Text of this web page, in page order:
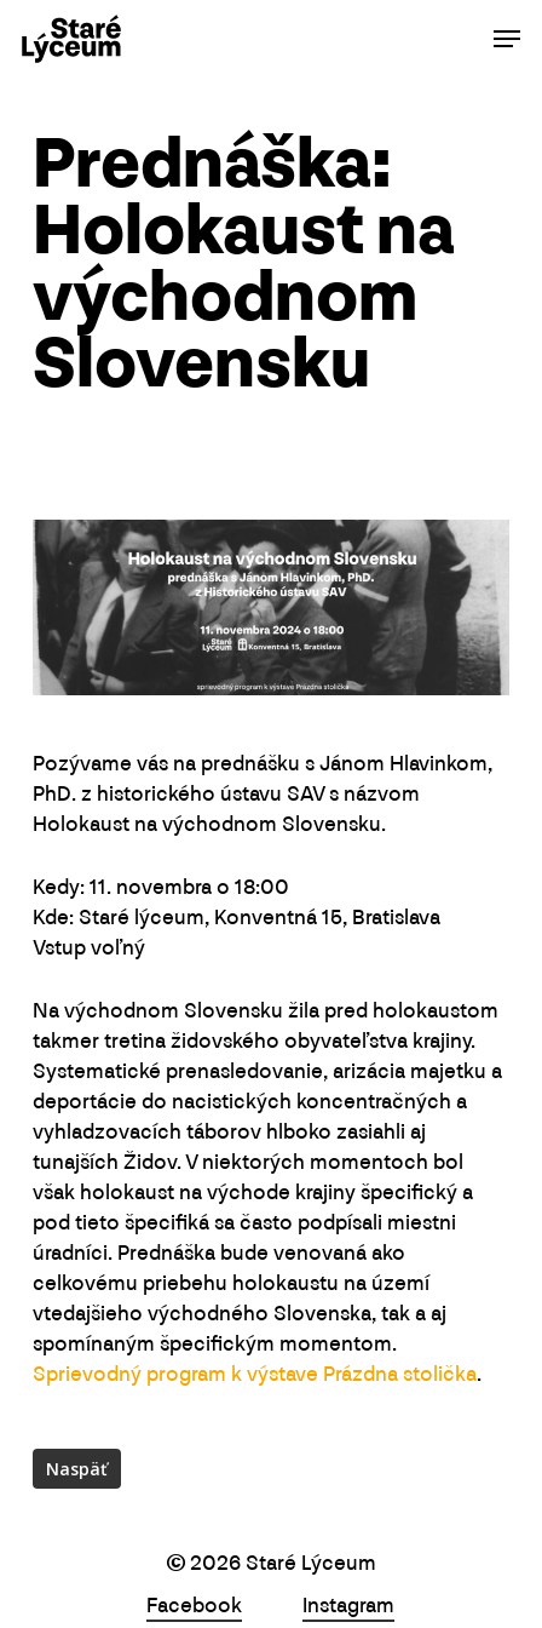
Prednáška:
Holokaust na
východnom
Slovensku
Pozývame vás na prednášku s Jánom Hlavinkom,
PhD. z historického ústavu SAV s názvom
Holokaust na východnom Slovensku.
Kedy: 11. novembra o 18:00
Kde: Staré lýceum, Konventná 15, Bratislava
Vstup voľný
Na východnom Slovensku žila pred holokaustom
takmer tretina židovského obyvateľstva krajiny.
Systematické prenasledovanie, arizácia majetku a
deportácie do nacistických koncentračných a
vyhladzovacích táborov hlboko zasiahli aj
tunajších Židov. V niektorých momentoch bol
však holokaust na východe krajiny špecifický a
pod tieto špecifiká sa často podpísali miestni
úradníci. Prednáška bude venovaná ako
celkovému priebehu holokaustu na území
vtedajšieho východného Slovenska, tak a aj
spomínaným špecifickým momentom.
Sprievodný program k výstave Prázdna stolička.
© 2026Staré Lýceum
Facebook
Instagram